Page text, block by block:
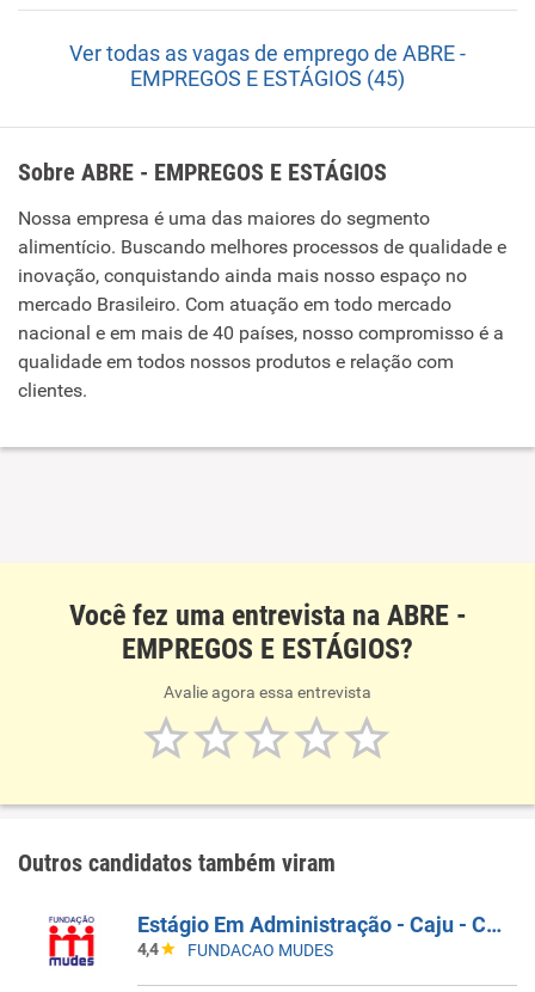
Ver todas as vagas de emprego de ABRE -
EMPREGOS E ESTÁGIOS (45)
Sobre ABRE - EMPREGOS E ESTÁGIOS
Nossa empresa é uma das maiores do segmento
alimentício. Buscando melhores processos de qualidade e
inovação, conquistando ainda mais nosso espaço no
mercado Brasileiro. Com atuação em todo mercado
nacional e em mais de 40 países, nosso compromisso é a
qualidade em todos nossos produtos e relação com
clientes.
Você fez uma entrevista na ABRE -
EMPREGOS E ESTÁGIOS?
Avalie agora essa entrevista
Outros candidatos também viram
Estágio Em Administração - Caju - Companhia De Bebidas - R$1000,00
4,4 FUNDACAO MUDES